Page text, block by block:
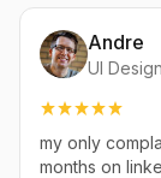
Andre
UI
my only
months on